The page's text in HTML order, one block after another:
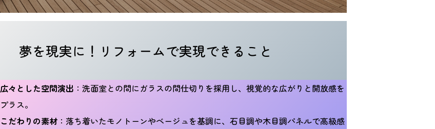
夢を現実に！リフォームで実現できること
広々とした空間演出 ：洗面室との間にガラスの間仕切りを採用し、視覚的な広がりと開放感を
プラス。
こだわりの素材 ：落ち着いたモノトーンやベージュを基調に、石目調や木目調パネルで高級感